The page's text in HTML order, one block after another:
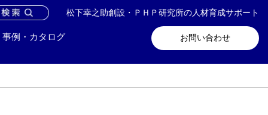
松下幸之助創設・ＰＨＰ研究所の人材育成サポート
お問い合わせ
事例・カタログ
い合わせ メールマガジン登録